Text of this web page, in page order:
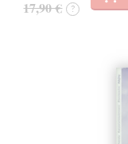
17,90 € ?